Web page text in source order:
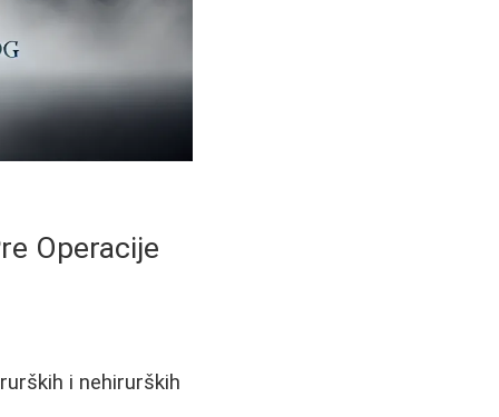
Operacije
i nehirurških